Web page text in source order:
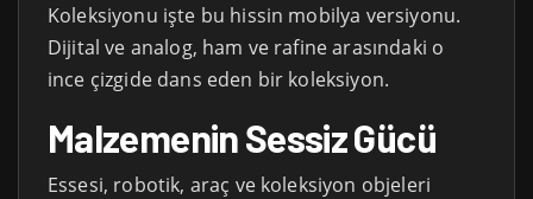
Koleksiyonu işte bu hissin mobilya versiyonu.
Dijital ve analog, ham ve rafine arasındaki o
ince çizgide dans eden bir koleksiyon.
Malzemenin Sessiz Gücü
Essesi, robotik, araç ve koleksiyon objeleri